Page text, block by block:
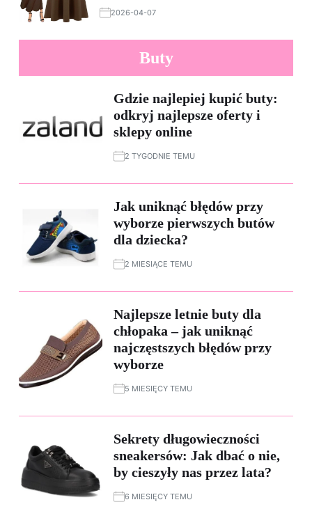
2026-04-07
Buty
Gdzie najlepiej kupić buty:
odkryj najlepsze oferty i
sklepy online
2 TYGODNIE TEMU
Jak uniknąć błędów przy
wyborze pierwszych butów
dla dziecka?
2 MIESIĄCE TEMU
Najlepsze letnie buty dla
chłopaka – jak uniknąć
najczęstszych błędów przy
wyborze
5 MIESIĘCY TEMU
Sekrety długowieczności
sneakersów: Jak dbać o nie,
by cieszyły nas przez lata?
6 MIESIĘCY TEMU